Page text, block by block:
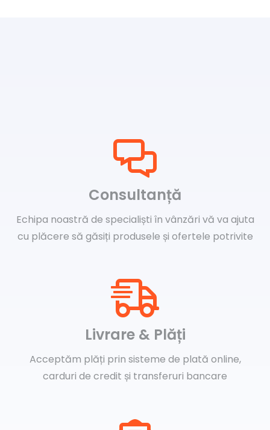
Consultanță
Echipa noastră de specialiști în vânzări vă va ajuta
cu plăcere să găsiți produsele și ofertele potrivite
Livrare & Plăți
Acceptăm plăți prin sisteme de plată online,
carduri de credit și transferuri bancare